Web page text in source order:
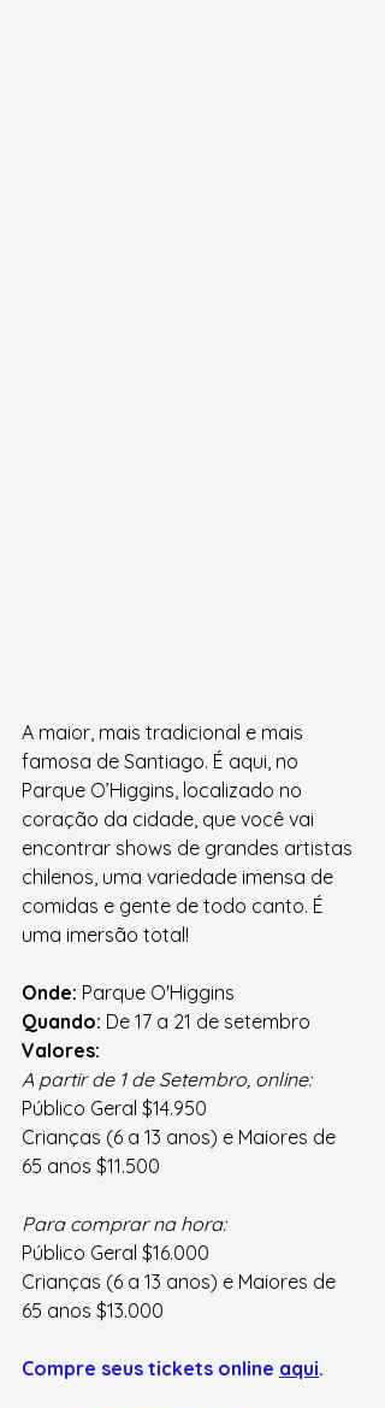
A maior, mais tradicional e mais
famosa de Santiago. É aqui, no
Parque O’Higgins, localizado no
coração da cidade, que você vai
encontrar shows de grandes artistas
chilenos, uma variedade imensa de
comidas e gente de todo canto. É
uma imersão total!
Onde: Parque O'Higgins
Quando: De 17 a 21 de setembro
Valores:
A partir de 1 de Setembro, online:
Público Geral $14.950
Crianças (6 a 13 anos) e Maiores de
65 anos $11.500
Para comprar na hora:
Público Geral $16.000
Crianças (6 a 13 anos) e Maiores de
65 anos $13.000
Compre seus tickets online aqui.